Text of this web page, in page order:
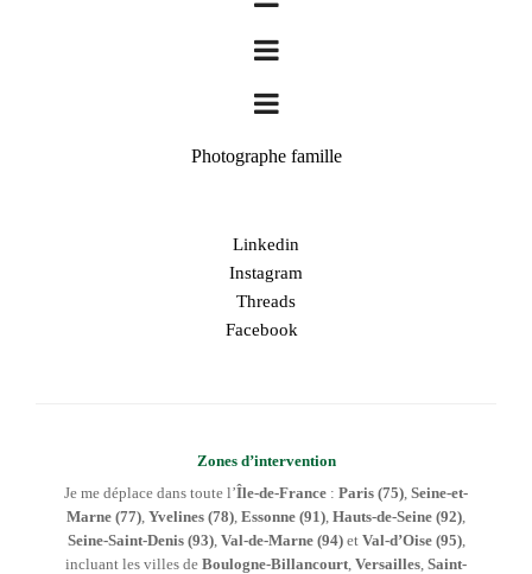
Photographe famille
Linkedin
Instagram
Threads
Facebook
Zones d’intervention
Je me déplace dans toute l’Île-de-France : Paris (75), Seine-et-
Marne (77), Yvelines (78), Essonne (91), Hauts-de-Seine (92),
Seine-Saint-Denis (93), Val-de-Marne (94)et Val-d’Oise (95),
incluant les villes de Boulogne-Billancourt, Versailles, Saint-